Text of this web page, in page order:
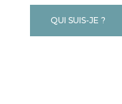
QUI SUIS-JE ?